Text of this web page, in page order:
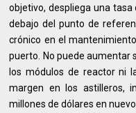
objetivo, despliega una
debajo del punto de
crónico en el
puerto. No puede aumentar
los módulos de reactor ni
margen en los astilleros,
millones de dólares en